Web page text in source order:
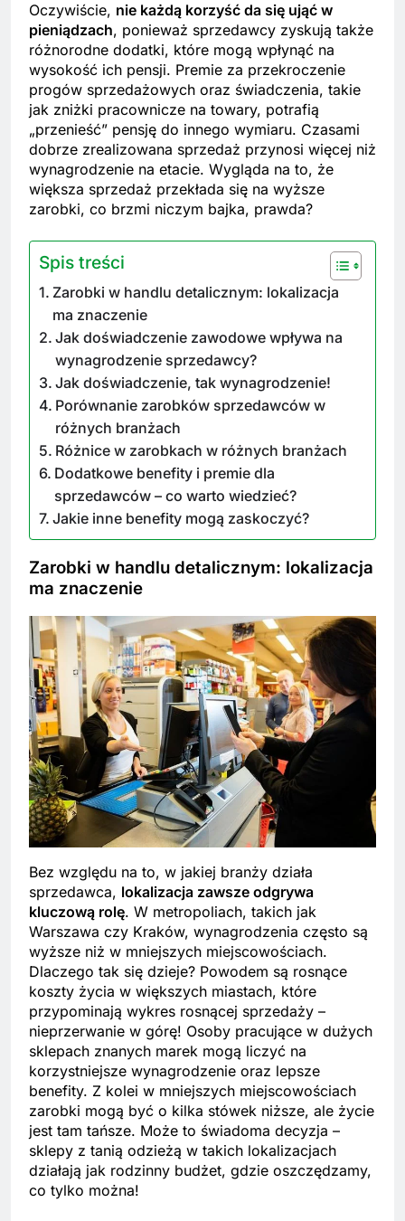
Oczywiście, nie każdą korzyść da się ująć w
pieniądzach, ponieważ sprzedawcy zyskują także
różnorodne dodatki, które mogą wpłynąć na
wysokość ich pensji. Premie za przekroczenie
progów sprzedażowych oraz świadczenia, takie
jak zniżki pracownicze na towary, potrafią
„przenieść” pensję do innego wymiaru. Czasami
dobrze zrealizowana sprzedaż przynosi więcej niż
wynagrodzenie na etacie. Wygląda na to, że
większa sprzedaż przekłada się na wyższe
zarobki, co brzmi niczym bajka, prawda?
Spis treści
Zarobki w handlu detalicznym: lokalizacja
ma znaczenie
Jak doświadczenie zawodowe wpływa na
wynagrodzenie sprzedawcy?
Jak doświadczenie, tak wynagrodzenie!
Porównanie zarobków sprzedawców w
różnych branżach
Różnice w zarobkach w różnych branżach
Dodatkowe benefity i premie dla
sprzedawców – co warto wiedzieć?
Jakie inne benefity mogą zaskoczyć?
Zarobki w handlu detalicznym: lokalizacja
ma znaczenie
Bez względu na to, w jakiej branży działa
sprzedawca, lokalizacja zawsze odgrywa
kluczową rolę. W metropoliach, takich jak
Warszawa czy Kraków, wynagrodzenia często są
wyższe niż w mniejszych miejscowościach.
Dlaczego tak się dzieje? Powodem są rosnące
koszty życia w większych miastach, które
przypominają wykres rosnącej sprzedaży –
nieprzerwanie w górę! Osoby pracujące w dużych
sklepach znanych marek mogą liczyć na
korzystniejsze wynagrodzenie oraz lepsze
benefity. Z kolei w mniejszych miejscowościach
zarobki mogą być o kilka stówek niższe, ale życie
jest tam tańsze. Może to świadoma decyzja –
sklepy z tanią odzieżą w takich lokalizacjach
działają jak rodzinny budżet, gdzie oszczędzamy,
co tylko można!